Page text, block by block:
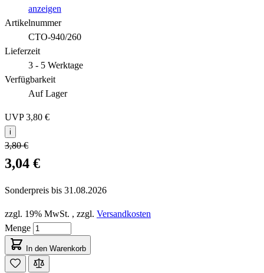
anzeigen
Artikelnummer
CTO-940/260
Lieferzeit
3 - 5 Werktage
Verfügbarkeit
Auf Lager
UVP3,80 €
i
3,80 €
3,04 €
Sonderpreis bis 31.08.2026
zzgl. 19% MwSt. , zzgl. Versandkosten
Menge
In den Warenkorb